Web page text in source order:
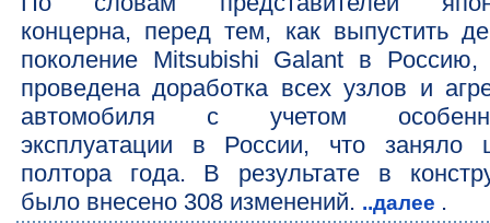
концерна, перед тем, как выпустить
поколение Mitsubishi Galant в
проведена доработка всех узлов и
автомобиля с учетом
эксплуатации в России, что заняло
полтора года. В результате в
было внесено 308 изменений. ..далее .